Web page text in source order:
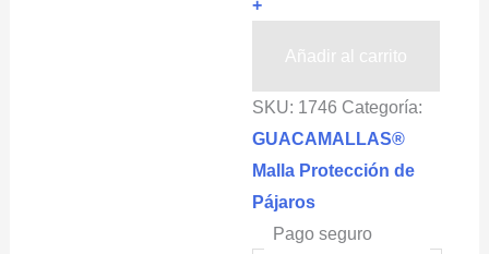
Pájaros
Protección
Higos
4.25x500m
Cuadro
2x2cm
cantidad
+
Añadir al carrito
SKU: 1746 Categoría:
GUACAMALLAS®
Malla Protección de
Pájaros
Pago seguro